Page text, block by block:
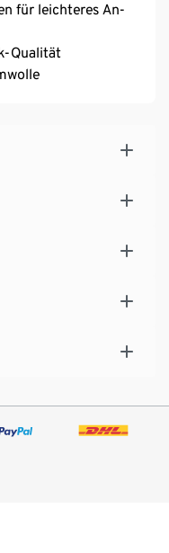
für leichteres An-
Qualität